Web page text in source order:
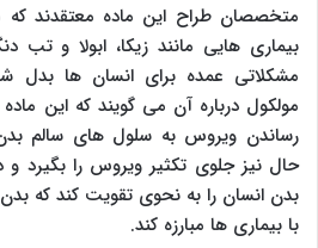
متخصصان طراح این ماده معتقدند که
بیماری هایی مانند زیکا، ابولا و تب
مشکلاتی عمده برای انسان ها بدل
مولکول درباره آن می گویند که این
رساندن ویروس به سلول های سالم
حال نیز جلوی تکثیر ویروس را بگیرد
بدن انسان را به نحوی تقویت کند که
با بیماری ها مبارزه کند.